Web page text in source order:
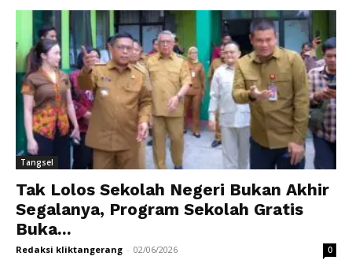
Tangsel
Tak Lolos Sekolah Negeri Bukan Akhir
Segalanya, Program Sekolah Gratis
Buka...
Redaksi kliktangerang - 02/06/2026 0